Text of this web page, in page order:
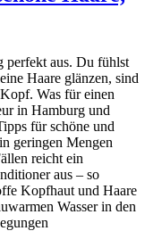
perfekt aus. Du fühlst
Haare glänzen, sind
Was für einen
in Hamburg und
für schöne und
geringen Mengen
reicht ein
aus – so
Kopfhaut und Haare
Wasser in den